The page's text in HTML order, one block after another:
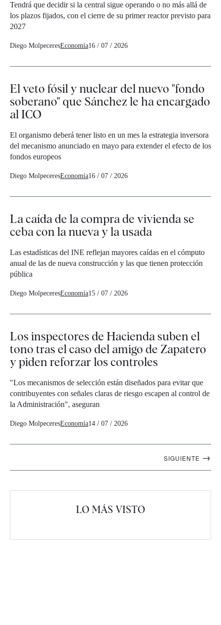
Tendrá que decidir si la central sigue operando o no más allá de
los plazos fijados, con el cierre de su primer reactor previsto para
2027
Diego MolpeceresEconomía16 / 07 / 2026
El veto fósil y nuclear del nuevo "fondo
soberano" que Sánchez le ha encargado
al ICO
El organismo deberá tener listo en un mes la estrategia inversora
del mecanismo anunciado en mayo para extender el efecto de los
fondos europeos
Diego MolpeceresEconomía16 / 07 / 2026
La caída de la compra de vivienda se
ceba con la nueva y la usada
Las estadísticas del INE reflejan mayores caídas en el cómputo
anual de las de nueva construcción y las que tienen protección
pública
Diego MolpeceresEconomía15 / 07 / 2026
Los inspectores de Hacienda suben el
tono tras el caso del amigo de Zapatero
y piden reforzar los controles
"Los mecanismos de selección están diseñados para evitar que
contribuyentes con señales claras de riesgo escapen al control de
la Administración", aseguran
Diego MolpeceresEconomía14 / 07 / 2026
SIGUIENTE →
LO MÁS VISTO